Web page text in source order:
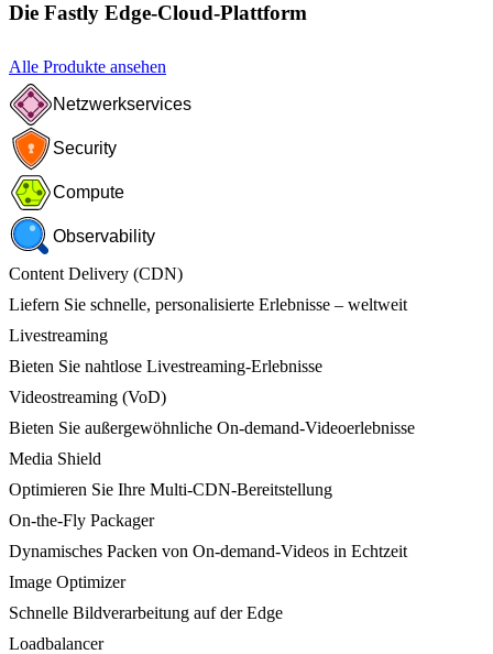
Die Fastly Edge-Cloud-Plattform
Alle Produkte ansehen
Netzwerkservices
Security
Compute
Observability
Content Delivery (CDN)
Liefern Sie schnelle, personalisierte Erlebnisse – weltweit
Livestreaming
Bieten Sie nahtlose Livestreaming-Erlebnisse
Videostreaming (VoD)
Bieten Sie außergewöhnliche On-demand-Videoerlebnisse
Media Shield
Optimieren Sie Ihre Multi-CDN-Bereitstellung
On-the-Fly Packager
Dynamisches Packen von On-demand-Videos in Echtzeit
Image Optimizer
Schnelle Bildverarbeitung auf der Edge
Loadbalancer